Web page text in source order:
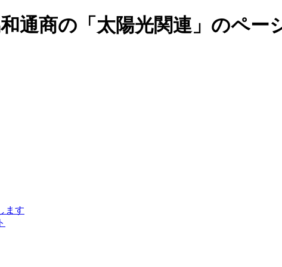
通商の「太陽光関連」のペー
ます